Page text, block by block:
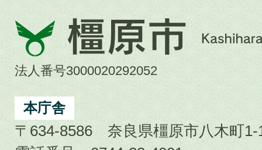
橿
原
市
City
法人番号3000020292052
本庁舎
〒634-8586 奈良県橿原市八木町1-